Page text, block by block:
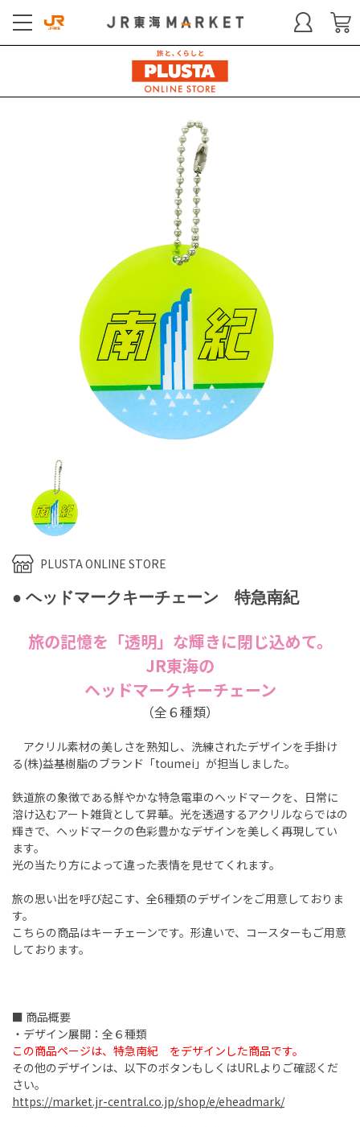
PLUSTA ONLINE STORE
● ヘッドマークキーチェーン 特急南紀
旅の記憶を「透明」な輝きに閉じ込めて。
JR東海の
ヘッドマークキーチェーン
（全６種類）
アクリル素材の美しさを熟知し、洗練されたデザインを手掛け
る(株)益基樹脂のブランド「toumei」が担当しました。
鉄道旅の象徴である鮮やかな特急電車のヘッドマークを、日常に
溶け込むアート雑貨として昇華。光を透過するアクリルならではの
輝きで、ヘッドマークの色彩豊かなデザインを美しく再現してい
ます。
光の当たり方によって違った表情を見せてくれます。
旅の思い出を呼び起こす、全6種類のデザインをご用意しておりま
す。
こちらの商品はキーチェーンです。形違いで、コースターもご用意
しております。
■ 商品概要
・デザイン展開：全６種類
この商品ページは、特急南紀 をデザインした商品です。
その他のデザインは、以下のボタンもしくはURLよりご確認くだ
さい。
https://market.jr-central.co.jp/shop/e/eheadmark/